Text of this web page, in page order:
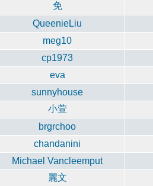
免
QueenieLiu
meg10
cp1973
eva
sunnyhouse
小萱
brgrchoo
chandanini
Michael Vancleemput
麗文